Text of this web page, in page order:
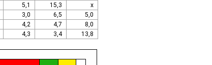
5,1 15,3
x
3,0 6,5
5,0
4,2 4,7
8,0
4,3 3,4 13,8